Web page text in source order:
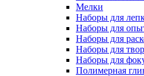
Мелки
Наборы для
Наборы для
Наборы для
Наборы для
Наборы для
Полимерная